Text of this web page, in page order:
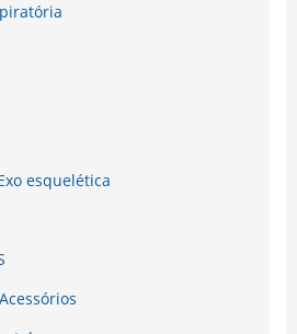
esquelética